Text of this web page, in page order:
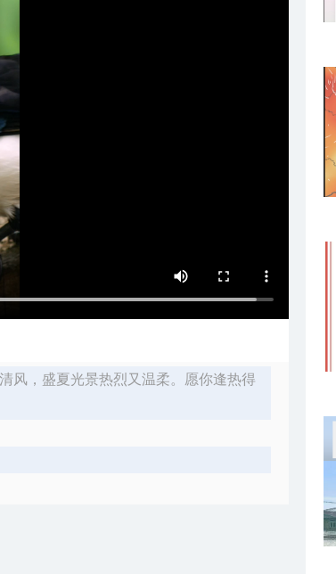
风，盛夏光景热烈又温柔。愿你逢热得